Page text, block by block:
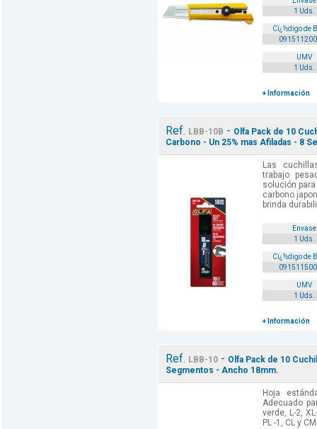
1 Uds.
Cï¿½digo de
UMV
1 Uds.
+ Información
Ref. LBB-10B - Olfa Pack de 10
Carbono - Un 25% mas Afiladas - 8
Las
trabajo
solución
carbono
brinda
Envase
1 Uds.
Cï¿½digo de
UMV
1 Uds.
+ Información
Ref. LBB-10- Olfa Pack de 10
Segmentos - Ancho 18mm.
Hoja
Adecuado
verde, L-2,
PL -1, CL y